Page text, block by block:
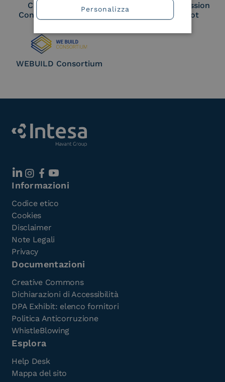
Cloud Signature
Consortium Member
European Commission
Large Scale Pilot
WEBUILD Consortium
Informazioni
Codice etico
Cookies
Disclaimer
Note Legali
Privacy
Documentazioni
Creative Commons
Dichiarazioni di Accessibilità
DPA Exhibit: elenco fornitori
Politica Anticorruzione
WhistleBlowing
Esplora
Help Desk
Mappa del sito
Personalizza